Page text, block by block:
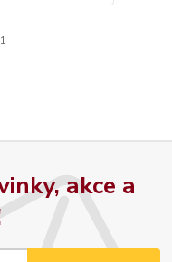
akce a